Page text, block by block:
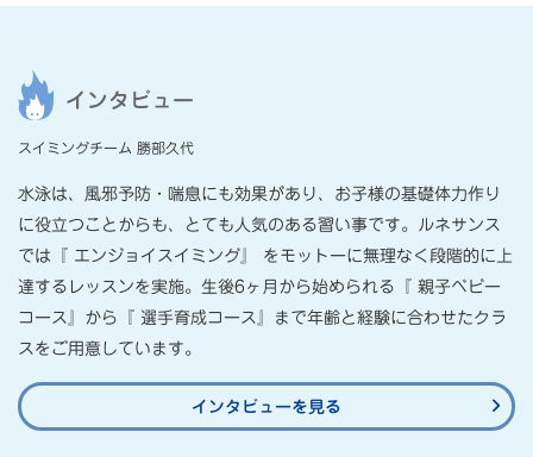
インタビュー
スイミングチーム 勝部久代
⽔泳は、⾵邪予防・喘息にも効果があり、お⼦様の基礎体⼒作り
に役⽴つことからも、とても⼈気のある習い事です。ルネサンス
では『 エンジョイスイミング』 をモットーに無理なく段階的に上
達するレッスンを実施。⽣後6ヶ⽉から始められる『 親⼦ベビー
コース』から『 選⼿育成コース』まで年齢と経験に合わせたクラ
スをご⽤意しています。
インタビューを見る